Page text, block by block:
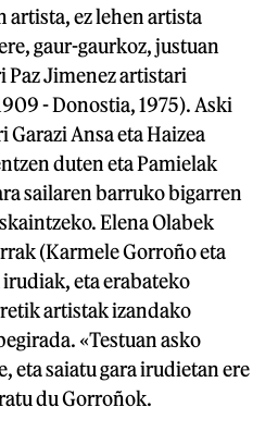
artista, ez lehen artista
gaur-gaurkoz, justuan
Paz Jimenez artistari
- Donostia, 1975). Aski
Ansa eta Haizea
duten eta Pamielak
sailaren barruko bigarren
Elena Olabek
(Karmele Gorroño eta
eta erabateko
artistak izandako
«Testuan asko
eta saiatu gara irudietan ere
du Gorroñok.